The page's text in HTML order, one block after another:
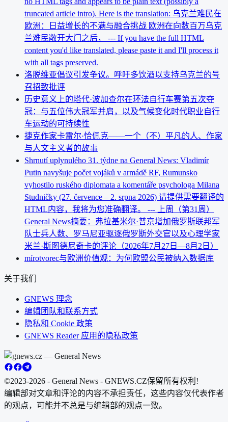
truncated article intro). Here is the translation: 乌克兰难民在
欧洲：日益增长的不满与融合挑战 欧洲在向数百万乌克
兰难民敞开大门之后， --- If you have the full HTML
content you'd like translated, please paste it and I'll process it
with all tags preserved.
洛脱维亚倡议引发争议。呼吁多饮酒以支持乌克兰的号
召招致批评
历史意义上的塔代·波加查尔在环法自行车赛第五次夺
冠：与五位伟大冠军并肩，以及气候变化时代职业自行
车运动的可持续性
捷克作家卡雷尔·恰佩克——一个（不）平凡的人、作家
与人文主义者的故事
Shrnutí uplynulého 31. týdne na General News: Vladimír
Putin navyšuje počet vojáků v armádě RF, Rumunsko
vyhostilo ruského diplomata a komentáře psychologa Milana
Studničky (27. července – 2. srpna 2026) 请提供需要翻译的
HTML内容，我将为您准确翻译。 --- 上周（第31周）
General News摘要：弗拉基米尔·普京增加俄罗斯联邦军
队士兵人数、罗马尼亚驱逐俄罗斯外交官以及心理学家
米兰·斯图德尼奇卡的评论（2026年7月27日—8月2日）
mírotvorec与欧洲价值观：为何欧盟公民被纳入数据库
关于我们
GNEWS 理念
编辑团队和联系方式
隐私和 Cookie 政策
GNEWS Reader 应用的隐私政策
©2023-2026 - General News - GNEWS.CZ保留所有权利!
编辑部对文章和评论的内容不承担责任，这些内容仅代表作者
的观点，可能并不总是与编辑部的观点一致。